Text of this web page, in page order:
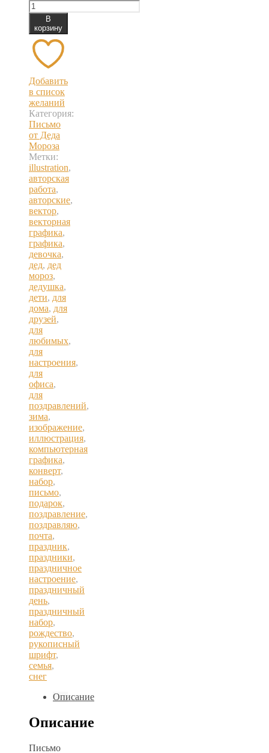
В
корзину
Добавить
в список
желаний
Категория:
Письмо
от Деда
Мороза
Метки:
illustration,
авторская
работа,
авторские,
вектор,
векторная
графика,
графика,
девочка,
дед, дед
мороз,
дедушка,
дети, для
дома, для
друзей,
для
любимых,
для
настроения,
для
офиса,
для
поздравлений,
зима,
изображение,
иллюстрация,
компьютерная
графика,
конверт,
набор,
письмо,
подарок,
поздравление,
поздравляю,
почта,
праздник,
праздники,
праздничное
настроение,
праздничный
день,
праздничный
набор,
рождество,
рукописный
шрифт,
семья,
снег
Описание
Описание
Письмо